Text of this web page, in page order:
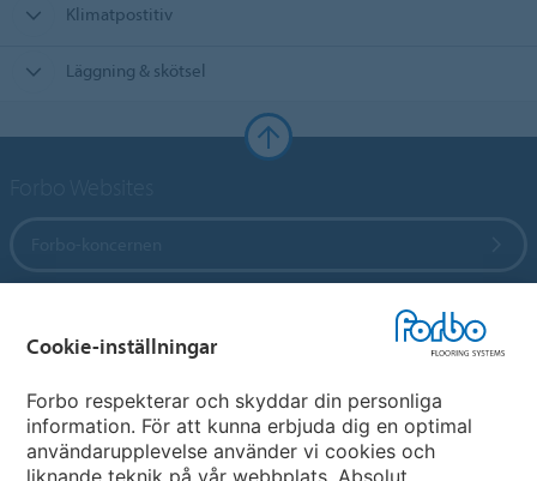
Klimatpostitiv
Läggning & skötsel
Cookie-inställningar
Forbo respekterar och skyddar din personliga
information. För att kunna erbjuda dig en optimal
användarupplevelse använder vi cookies och
liknande teknik på vår webbplats. Absolut